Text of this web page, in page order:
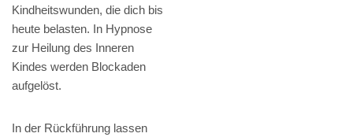
Kindheitswunden, die dich bis
heute belasten. In Hypnose
zur Heilung des Inneren
Kindes werden Blockaden
aufgelöst.
In der Rückführung lassen